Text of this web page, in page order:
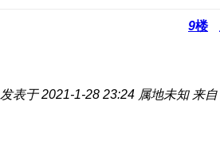
9楼
发表于 2021-1-28 23:24 属地未知 来